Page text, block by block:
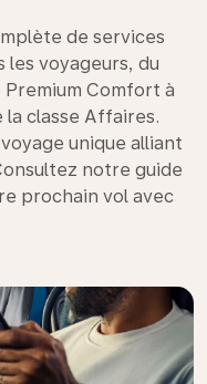
de services
les voyageurs, du
Comfort à
classe Affaires.
unique alliant
notre guide
prochain vol avec